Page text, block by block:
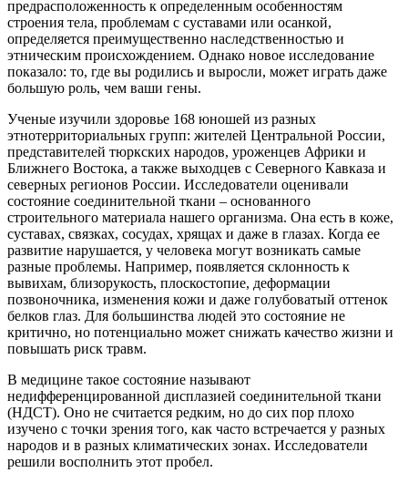
предрасположенность к определенным особенностям
строения тела, проблемам с суставами или осанкой,
определяется преимущественно наследственностью и
этническим происхождением. Однако новое исследование
показало: то, где вы родились и выросли, может играть даже
большую роль, чем ваши гены.
Ученые изучили здоровье 168 юношей из разных
этнотерриториальных групп: жителей Центральной России,
представителей тюркских народов, уроженцев Африки и
Ближнего Востока, а также выходцев с Северного Кавказа и
северных регионов России. Исследователи оценивали
состояние соединительной ткани – основанного
строительного материала нашего организма. Она есть в коже,
суставах, связках, сосудах, хрящах и даже в глазах. Когда ее
развитие нарушается, у человека могут возникать самые
разные проблемы. Например, появляется склонность к
вывихам, близорукость, плоскостопие, деформации
позвоночника, изменения кожи и даже голубоватый оттенок
белков глаз. Для большинства людей это состояние не
критично, но потенциально может снижать качество жизни и
повышать риск травм.
В медицине такое состояние называют
недифференцированной дисплазией соединительной ткани
(НДСТ). Оно не считается редким, но до сих пор плохо
изучено с точки зрения того, как часто встречается у разных
народов и в разных климатических зонах. Исследователи
решили восполнить этот пробел.